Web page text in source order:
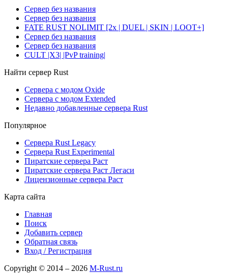
Сервер без названия
Сервер без названия
FATE RUST NOLIMIT [2x | DUEL | SKIN | LOOT+]
Сервер без названия
Сервер без названия
CULT |X3| |PvP training|
Найти сервер Rust
Сервера с модом Oxide
Сервера с модом Extended
Недавно добавленные сервера Rust
Популярное
Сервера Rust Legacy
Сервера Rust Experimental
Пиратские сервера Раст
Пиратские сервера Раст Легаси
Лицензионные сервера Раст
Карта сайта
Главная
Поиск
Добавить сервер
Обратная связь
Вход / Регистрация
Copyright © 2014 – 2026 M-Rust.ru